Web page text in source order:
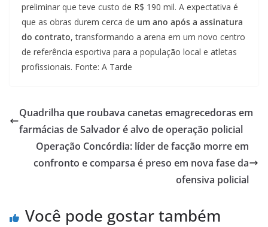
preliminar que teve custo de R$ 190 mil. A expectativa é
que as obras durem cerca de um ano após a assinatura
do contrato, transformando a arena em um novo centro
de referência esportiva para a população local e atletas
profissionais. Fonte: A Tarde
Quadrilha que roubava canetas emagrecedoras em
farmácias de Salvador é alvo de operação policial
Operação Concórdia: líder de facção morre em
confronto e comparsa é preso em nova fase da
ofensiva policial
Você pode gostar também